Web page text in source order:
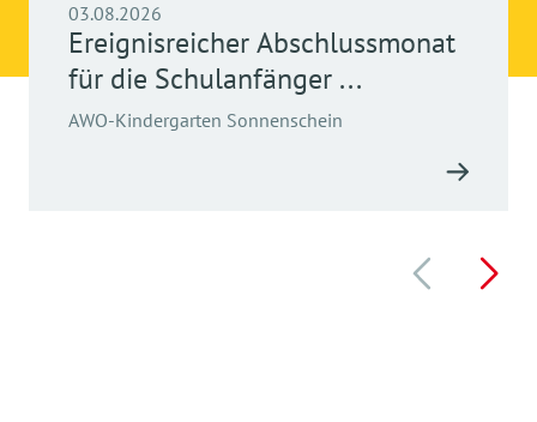
03.08.2026
Ereignisreicher Abschlussmonat
für die Schulanfänger ...
AWO-Kindergarten Sonnenschein